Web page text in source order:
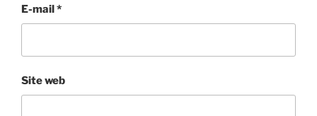
E-mail*
Site web